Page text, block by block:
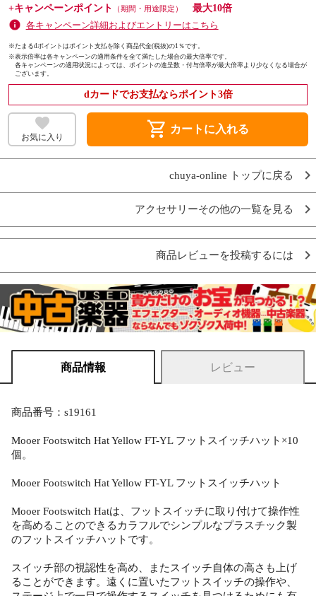
+キャンペーンポイント
（期間・用途限定）
最大10倍
各キャンペーン詳細およびエントリーはこちら
※たまるdポイントはポイント支払を除く商品代金(税抜)の1％です。
※表示倍率は各キャンペーンの適用条件を全て満たした場合の最大倍率です。
各キャンペーンの適用状況によっては、ポイントの進呈数・付与倍率が最大倍率より少なくなる場合が
ございます。
dカードでお支払ならポイント3倍
お気に入り shopping_cart カートに入れる
chuya-online トップに戻る
アクセサリーその他の一覧を見る
商品レビューを投稿するには
商品情報 レビュー
商品番号：s19161
Mooer Footswitch Hat Yellow FT-YL フットスイッチハット×10
個。
Mooer Footswitch Hat Yellow FT-YL フットスイッチハット
Mooer Footswitch Hatは、フットスイッチに取り付けて操作性
を高めることのできるカラフルでシンプルなプラスチック製
のフットスイッチハットです。
スイッチ部の視認性を高め、またスイッチ自体の高さも上げ
ることができます。遠くに置いたフットスイッチの操作や、